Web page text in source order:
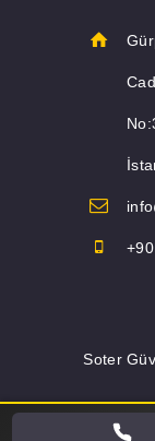
Soter